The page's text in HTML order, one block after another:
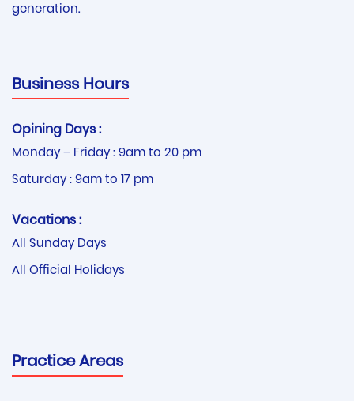
generation.
Business Hours
Opining Days :
Monday – Friday : 9am to 20 pm
Saturday : 9am to 17 pm
Vacations :
All Sunday Days
All Official Holidays
Practice Areas